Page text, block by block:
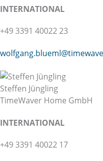
INTERNATIONAL
+49 3391 40022 23
wolfgang.blueml@
Steffen Jüngling
TimeWaver Home GmbH
INTERNATIONAL
+49 3391 40022 17